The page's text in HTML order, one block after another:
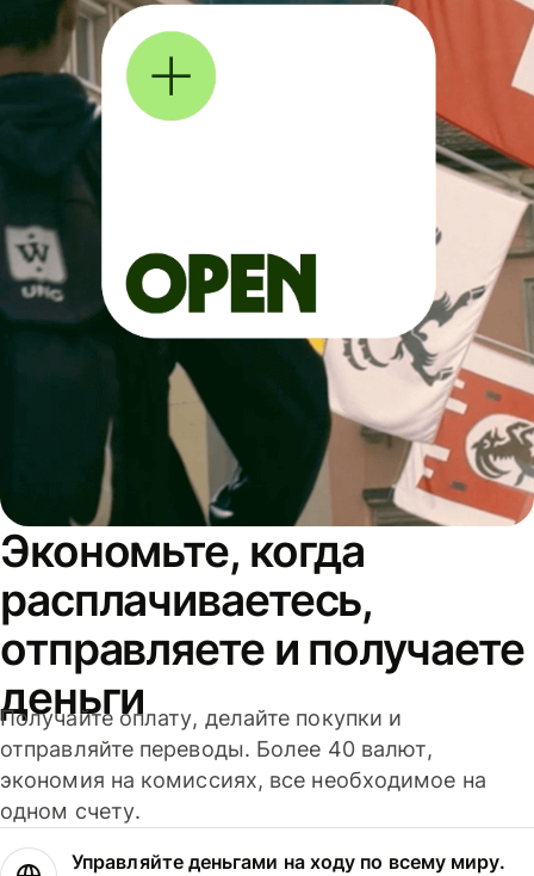
Экономьте, когда
расплачиваетесь,
отправляете и получаете
деньги
Получайте оплату, делайте покупки и
отправляйте переводы. Более 40 валют,
экономия на комиссиях, все необходимое на
одном счету.
Управляйте деньгами на ходу по всему миру.